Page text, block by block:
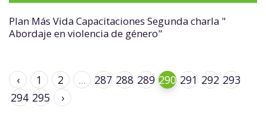
Plan Más Vida Capacitaciones Segunda charla "
Abordaje en violencia de género"
‹ 1 2 ... 287 288 289 290 291 292 293
294 295 ›